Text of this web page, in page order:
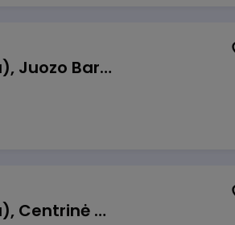
Kasininkas (-ė) - pardavėjas (-a), Juozo Bartašiaus g. 1, Utena
Kasininkas (-ė) - pardavėjas (-a), Centrinė g. 62, Galgiai